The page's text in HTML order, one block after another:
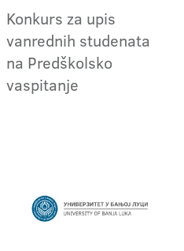
Konkurs za upis
vanrednih studenata
na Predškolsko
vaspitanje